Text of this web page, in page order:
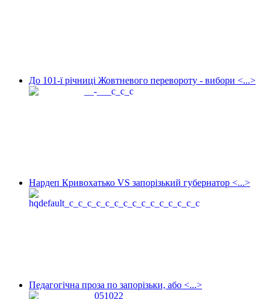
До 101-ї річниці Жовтневого перевороту - вибори <...>
Нардеп Кривохатько VS запорізький губернатор <...>
Педагогічна проза по запорізьки, або <...>